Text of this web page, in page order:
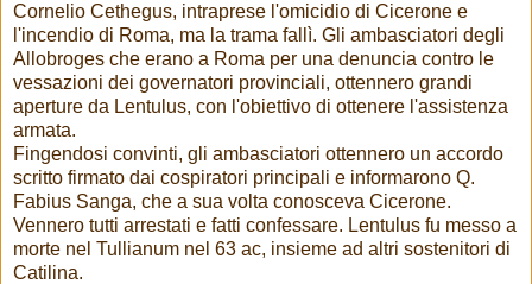
Cornelio Cethegus, intraprese l'omicidio di Cicerone e
l'incendio di Roma, ma la trama fallì. Gli ambasciatori degli
Allobroges che erano a Roma per una denuncia contro le
vessazioni dei governatori provinciali, ottennero grandi
aperture da Lentulus, con l'obiettivo di ottenere l'assistenza
armata.
Fingendosi convinti, gli ambasciatori ottennero un accordo
scritto firmato dai cospiratori principali e informarono Q.
Fabius Sanga, che a sua volta conosceva Cicerone.
Vennero tutti arrestati e fatti confessare. Lentulus fu messo a
morte nel Tullianum nel 63 ac, insieme ad altri sostenitori di
Catilina.